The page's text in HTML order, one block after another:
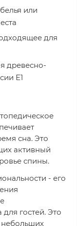
или
для
древесно-
Е1
сна. Это
активный
спины.
- его
гостей. Это
небольших